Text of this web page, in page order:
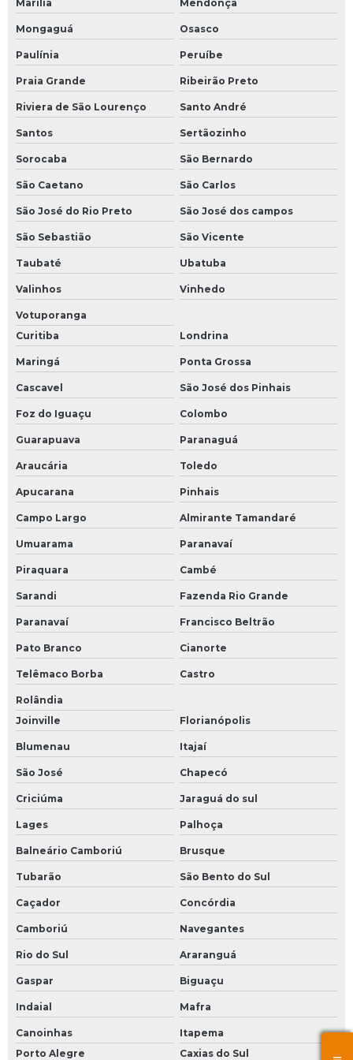
Marília Mendonça
Mongaguá Osasco
Paulínia Peruíbe
Praia Grande Ribeirão Preto
Riviera de São Lourenço Santo André
Santos Sertãozinho
Sorocaba São Bernardo
São Caetano São Carlos
São José do Rio Preto São José dos campos
São Sebastião São Vicente
Taubaté Ubatuba
Valinhos Vinhedo
Votuporanga
Curitiba
Londrina
Maringá Ponta Grossa
Cascavel São José dos Pinhais
Foz do Iguaçu Colombo
Guarapuava Paranaguá
Araucária Toledo
Apucarana Pinhais
Campo Largo Almirante Tamandaré
Umuarama Paranavaí
Piraquara Cambé
Sarandi Fazenda Rio Grande
Paranavaí Francisco Beltrão
Pato Branco Cianorte
Telêmaco Borba Castro
Rolândia
Joinville
Florianópolis
Blumenau Itajaí
São José Chapecó
Criciúma Jaraguá do sul
Lages Palhoça
Balneário Camboriú Brusque
Tubarão São Bento do Sul
Caçador Concórdia
Camboriú Navegantes
Rio do Sul Araranguá
Gaspar Biguaçu
Indaial Mafra
Canoinhas
Itapema
Porto Alegre
Caxias do Sul